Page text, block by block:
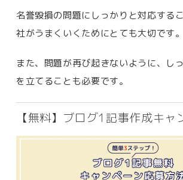
名誉毀損の問題にしっかりと対応する
社がうまくいくためにとても大切です。
また、問題が再び起きないように、し
を立てることも必要です。
【無料】ブログ1記事作成キ